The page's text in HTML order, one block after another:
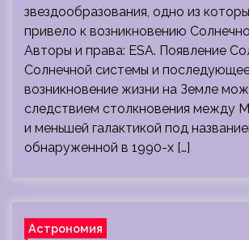
звездообразования, одно из
привело к возникновению
Авторы и права: ESA. Появление
Солнечной системы и
возникновение жизни на Земле
следствием столкновения между
и меньшей галактикой под
обнаруженной в 1990-х […]
Астрономия